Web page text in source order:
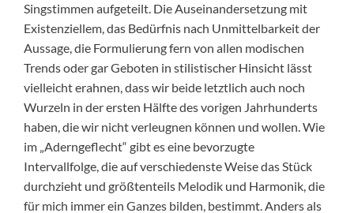
Singstimmen aufgeteilt. Die Auseinandersetzung mit
Existenziellem, das Bedürfnis nach Unmittelbarkeit der
Aussage, die Formulierung fern von allen modischen
Trends oder gar Geboten in stilistischer Hinsicht lässt
vielleicht erahnen, dass wir beide letztlich auch noch
Wurzeln in der ersten Hälfte des vorigen Jahrhunderts
haben, die wir nicht verleugnen können und wollen. Wie
im „Aderngeflecht“ gibt es eine bevorzugte
Intervallfolge, die auf verschiedenste Weise das Stück
durchzieht und größtenteils Melodik und Harmonik, die
für mich immer ein Ganzes bilden, bestimmt. Anders als